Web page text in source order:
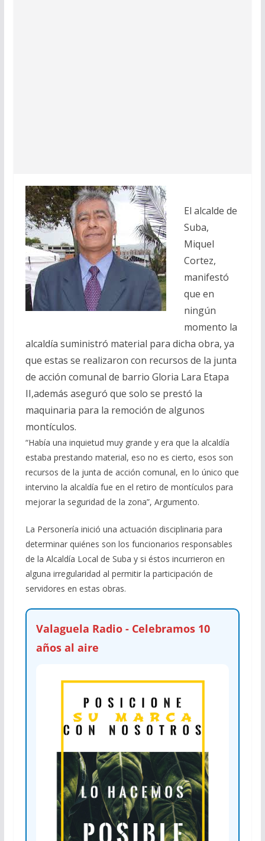
El alcalde de
Suba,
Miquel
Cortez,
manifestó
que en
ningún
momento la
alcaldía suministró material para dicha obra, ya
que estas se realizaron con recursos de la junta
de acción comunal de barrio Gloria Lara Etapa
II,además aseguró que solo se prestó la
maquinaria para la remoción de algunos
montículos.
“Había una inquietud muy grande y era que la alcaldía
estaba prestando material, eso no es cierto, esos son
recursos de la junta de acción comunal, en lo único que
intervino la alcaldía fue en el retiro de montículos para
mejorar la seguridad de la zona”, Argumento.
La Personería inició una actuación disciplinaria para
determinar quiénes son los funcionarios responsables
de la Alcaldía Local de Suba y si éstos incurrieron en
alguna irregularidad al permitir la participación de
servidores en estas obras.
Valaguela Radio - Celebramos 10
años al aire